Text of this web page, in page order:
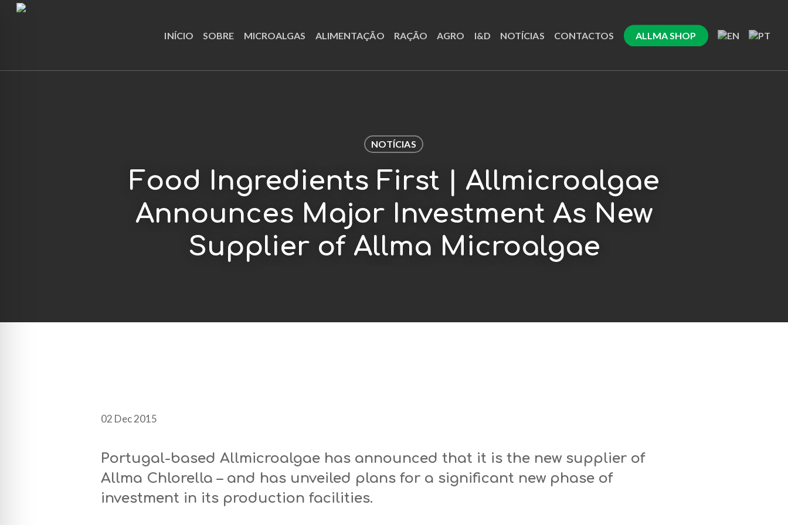
Skip
INÍCIO SOBRE MICROALGAS ALIMENTAÇÃO RAÇÃO AGRO I&D NOTÍCIAS CONTACTOS ALLMA SHOP
NOTÍCIAS
Food Ingredients First | Allmicroalgae
Announces Major Investment As New
Supplier of Allma Microalgae
02 Dec 2015
Portugal-based Allmicroalgae has announced that it is the new supplier of
Allma Chlorella – and has unveiled plans for a significant new phase of
investment in its production facilities.